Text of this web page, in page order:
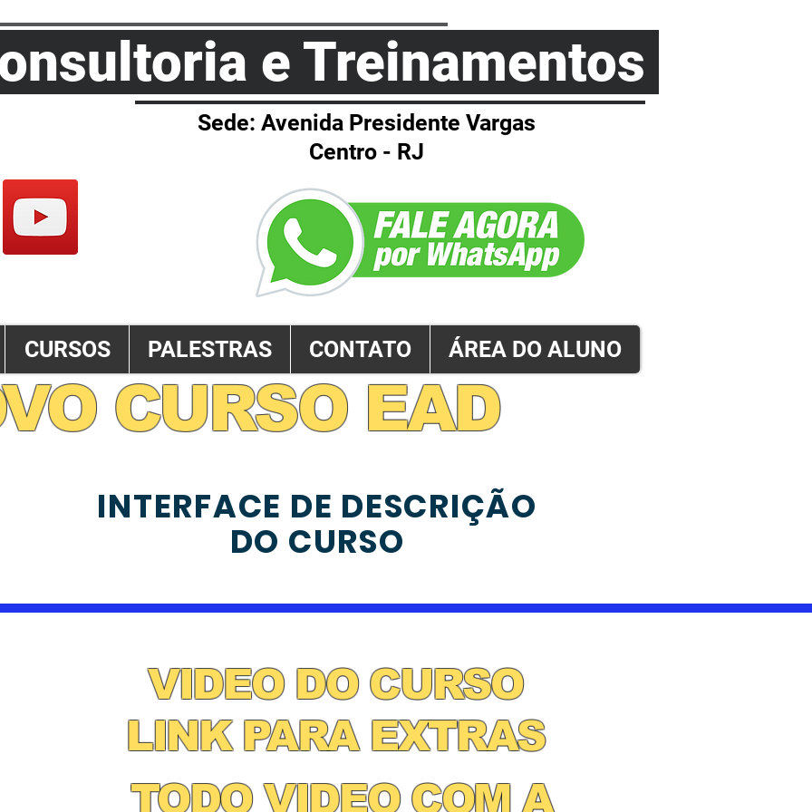
Sede: Avenida Presidente Vargas
Centro - RJ
e Treinamentos
CURSOS PALESTRAS CONTATO ÁREA DO ALUNO
CURSO EAD
INTERFACE DE DESCRIÇÃO
DO CURSO
VIDEO DO CURSO
LINK PARA EXTRAS
TODO VIDEO COM A